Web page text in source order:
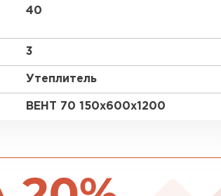
40
3
Утеплитель
ВЕНТ 70 150х600х1200